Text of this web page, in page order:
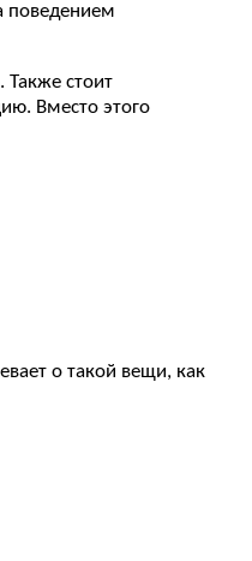
поведением
стоит
Вместо этого
о такой вещи, как